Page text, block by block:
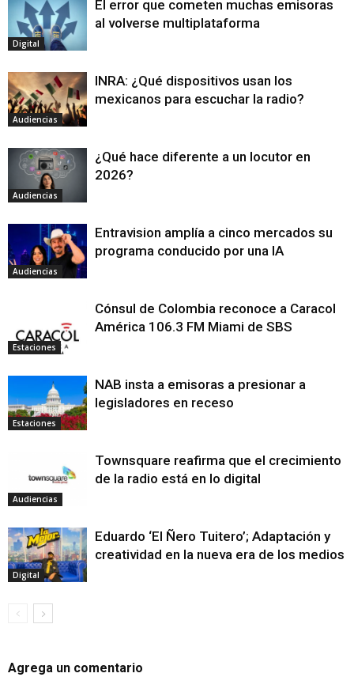
Digital
El error que cometen muchas emisoras
al volverse multiplataforma
Audiencias
INRA: ¿Qué dispositivos usan los
mexicanos para escuchar la radio?
Audiencias
¿Qué hace diferente a un locutor en
2026?
Audiencias
Entravision amplía a cinco mercados su
programa conducido por una IA
Estaciones
Cónsul de Colombia reconoce a Caracol
América 106.3 FM Miami de SBS
Estaciones
NAB insta a emisoras a presionar a
legisladores en receso
Audiencias
Townsquare reafirma que el crecimiento
de la radio está en lo digital
Digital
Eduardo ‘El Ñero Tuitero’; Adaptación y
creatividad en la nueva era de los medios
Agrega un comentario